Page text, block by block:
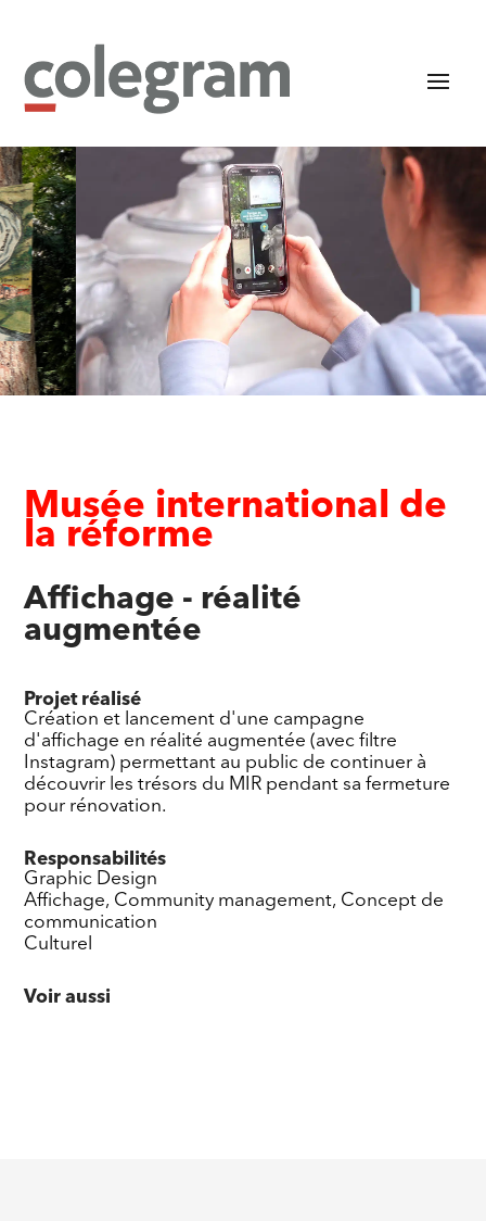
Musée international de
la réforme
Affichage - réalité
augmentée
Projet réalisé
Création et lancement d'une campagne
d'affichage en réalité augmentée (avec filtre
Instagram) permettant au public de continuer à
découvrir les trésors du MIR pendant sa fermeture
pour rénovation.
Responsabilités
Graphic Design
Affichage, Community management, Concept de
communication
Culturel
Voir aussi